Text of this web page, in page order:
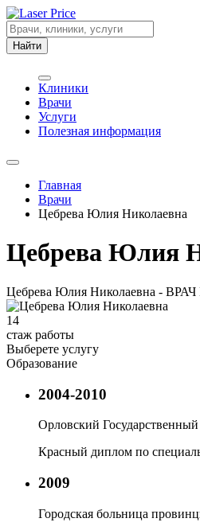
Найти
Клиники
Врачи
Услуги
Полезная информация
Главная
Врачи
Цебрева Юлия Николаевна
Цебрева Юлия
Цебрева Юлия Николаевна -
14
стаж работы
Выберете услугу
Образование
2004-2010
Орловский
Красный диплом по
2009
Городская больница